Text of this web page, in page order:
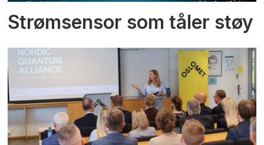
Strømsensor som tåler støy